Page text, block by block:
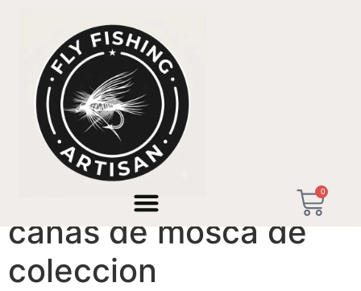
0
/ Productos etiquetados “cañas de mosca de
cañas de mosca de
coleccion